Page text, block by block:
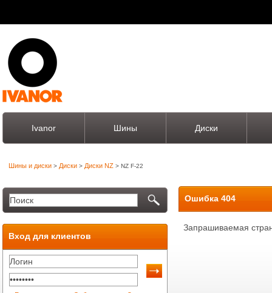
Ivanor Шины Диски
Шины и диски > Диски > Диски NZ > NZ F-22
Вход для клиентов
Ошибка 404
Запрашиваемая